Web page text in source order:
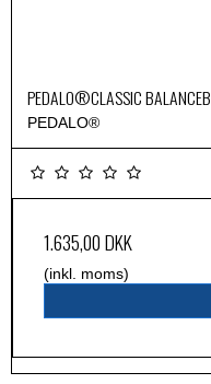
PEDALO®CLASSIC
PEDALO®
1.635,00 DKK
(inkl. moms)